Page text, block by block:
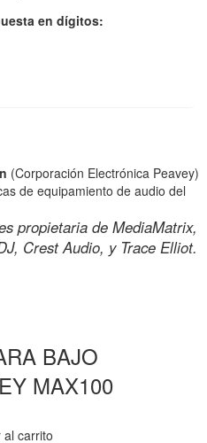
en dígitos:
(Corporación Electrónica Peavey)
de equipamiento de audio del
propietaria de MediaMatrix,
Crest Audio, y Trace Elliot.
BAJO
MAX100
al carrito